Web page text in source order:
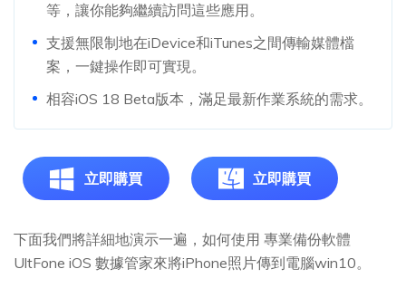
等，讓你能夠繼續訪問這些應用。
支援無限制地在iDevice和iTunes之間傳輸媒體檔
案，一鍵操作即可實現。
相容iOS 18 Beta版本，滿足最新作業系統的需求。
立即購買 立即購買
下面我們將詳細地演示一遍，如何使用 專業備份軟體
UltFone iOS 數據管家來將iPhone照片傳到電腦win10。